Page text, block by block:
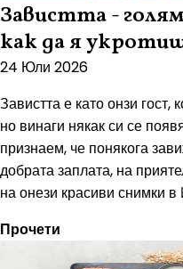
Завистта -
как да я
24 Юли 2026
Завистта е като онзи гост,
но винаги някак си се
признаем, че понякога
добрата заплата, на
на онези красиви снимки в
Прочети